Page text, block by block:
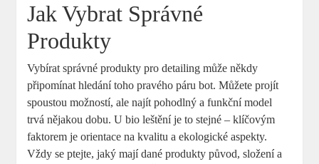
Jak Vybrat Správné
Produkty
Vybírat správné produkty pro detailing může někdy
připomínat hledání toho pravého páru bot. Můžete projít
spoustou možností, ale najít pohodlný a funkční model
trvá nějakou dobu. U bio leštění je to stejné – klíčovým
faktorem je orientace na kvalitu a ekologické aspekty.
Vždy se ptejte, jaký mají dané produkty původ, složení a